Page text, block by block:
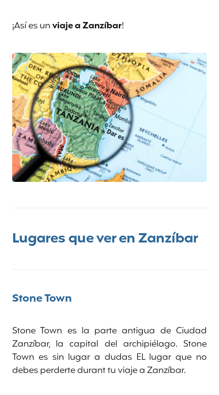
¡Así es unviaje a Zanzíbar!
Lugares que ver en Zanzíbar
Stone Town
Stone Town es la parte antigua de Ciudad
Zanzíbar, la capital del archipiélago. Stone
Town es sin lugar a dudas EL lugar que no
debes perderte durant tu viaje a Zanzíbar.